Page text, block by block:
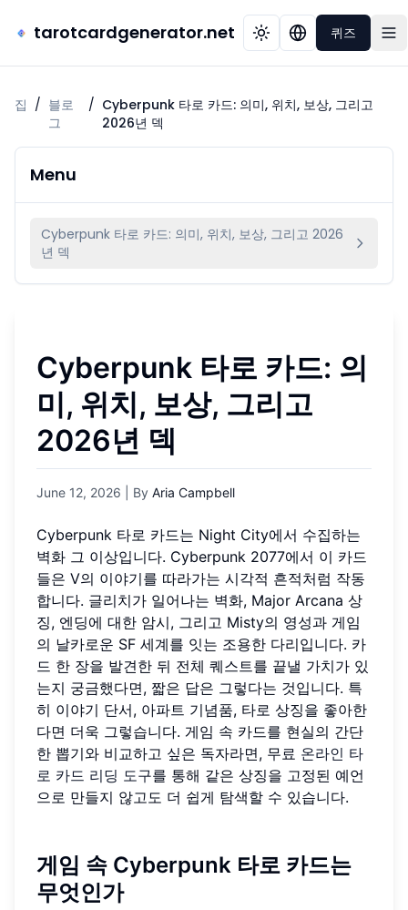
tarotcardgenerator.net 퀴즈
집 / 블로
그
/ Cyberpunk 타로 카드: 의미, 위치, 보상, 그리고
2026년 덱
Menu
Cyberpunk 타로 카드: 의미, 위치, 보상, 그리고 2026
년 덱
Cyberpunk 타로 카드: 의
미, 위치, 보상, 그리고
2026년 덱
June 12, 2026 | By Aria Campbell
Cyberpunk 타로 카드는 Night City에서 수집하는
벽화 그 이상입니다. Cyberpunk 2077에서 이 카드
들은 V의 이야기를 따라가는 시각적 흔적처럼 작동
합니다. 글리치가 일어나는 벽화, Major Arcana 상
징, 엔딩에 대한 암시, 그리고 Misty의 영성과 게임
의 날카로운 SF 세계를 잇는 조용한 다리입니다. 카
드 한 장을 발견한 뒤 전체 퀘스트를 끝낼 가치가 있
는지 궁금했다면, 짧은 답은 그렇다는 것입니다. 특
히 이야기 단서, 아파트 기념품, 타로 상징을 좋아한
다면 더욱 그렇습니다. 게임 속 카드를 현실의 간단
한 뽑기와 비교하고 싶은 독자라면, 무료 온라인 타
로 카드 리딩 도구를 통해 같은 상징을 고정된 예언
으로 만들지 않고도 더 쉽게 탐색할 수 있습니다.
게임 속 Cyberpunk 타로 카드는
무엇인가